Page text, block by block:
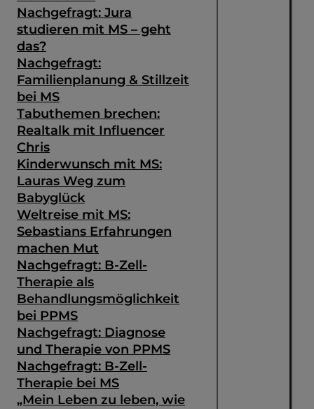
Nachgefragt: Jura
studieren mit MS – geht
das?
Nachgefragt:
Familienplanung & Stillzeit
bei MS
Tabuthemen brechen:
Realtalk mit Influencer
Chris
Kinderwunsch mit MS:
Lauras Weg zum
Babyglück
Weltreise mit MS:
Sebastians Erfahrungen
machen Mut
Nachgefragt: B-Zell-
Therapie als
Behandlungsmöglichkeit
bei PPMS
Nachgefragt: Diagnose
und Therapie von PPMS
Nachgefragt: B-Zell-
Therapie bei MS
„Mein Leben zu leben, wie